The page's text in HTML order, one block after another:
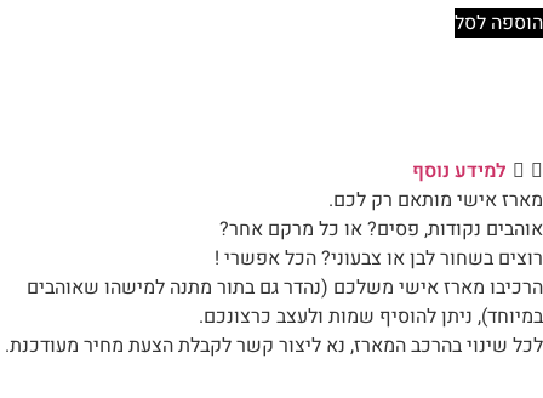
הוספה לסל
למידע נוסף
מארז אישי מותאם רק לכם.
אוהבים נקודות, פסים? או כל מרקם אחר?
רוצים בשחור לבן או צבעוני? הכל אפשרי !
הרכיבו מארז אישי משלכם (נהדר גם בתור מתנה למישהו שאוהבים
במיוחד), ניתן להוסיף שמות ולעצב כרצונכם.
לכל שינוי בהרכב המארז, נא ליצור קשר לקבלת הצעת מחיר מעודכנת.